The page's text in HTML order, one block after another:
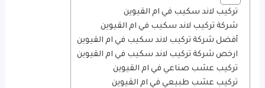
تركيب لاند سكيب في ام القيوين
شركة تركيب لاند سكيب في ام القيوين
أفضل شركة تركيب لاند سكيب في ام القيوين
ارخص شركة تركيب لاند سكيب في ام القيوين
تركيب عشب صناعي في ام القيوين
تركيب عشب طبيعي في ام القيوين